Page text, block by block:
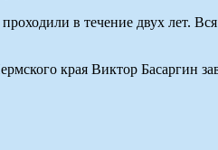
в течение двух лет. Вся
края Виктор Басаргин